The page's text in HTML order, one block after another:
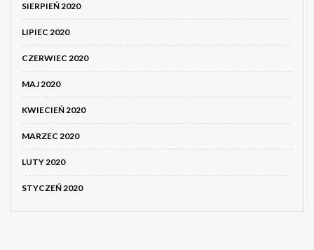
SIERPIEŃ 2020
LIPIEC 2020
CZERWIEC 2020
MAJ 2020
KWIECIEŃ 2020
MARZEC 2020
LUTY 2020
STYCZEŃ 2020